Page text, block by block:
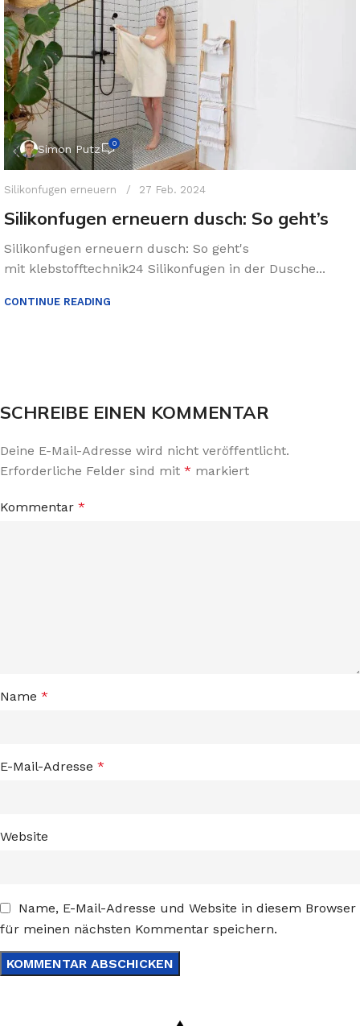
Simon Putz 0
Silikonfugen erneuern 27 Feb. 2024
Silikonfugen erneuern dusch: So geht’s
Silikonfugen erneuern dusch: So geht's
mit klebstofftechnik24 Silikonfugen in der Dusche...
CONTINUE READING
SCHREIBE EINEN KOMMENTAR
Deine E-Mail-Adresse wird nicht veröffentlicht.
Erforderliche Felder sind mit * markiert
Kommentar *
Name *
E-Mail-Adresse *
Website
Name, E-Mail-Adresse und Website in diesem Browser
für meinen nächsten Kommentar speichern.